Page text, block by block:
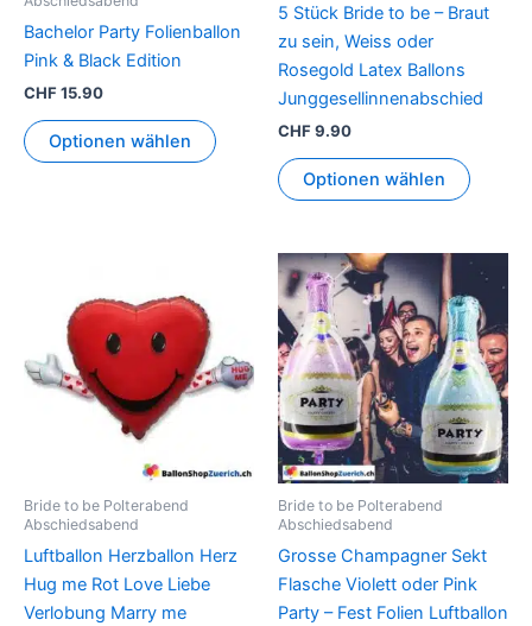
Bachelor Party Folienballon
Pink & Black Edition
CHF15.90
Optionen wählen
5 Stück Bride to be – Braut
zu sein, Weiss oder
Rosegold Latex Ballons
Junggesellinnenabschied
CHF9.90
Optionen wählen
der
werden
Bride to be Polterabend
Abschiedsabend
Luftballon Herzballon Herz
Hug me Rot Love Liebe
Verlobung Marry me
Bride to be Polterabend
Abschiedsabend
Grosse Champagner Sekt
Flasche Violett oder Pink
Party – Fest Folien Luftballon
Dieses
Produkt
weist
auf.
Die
der
gewählt